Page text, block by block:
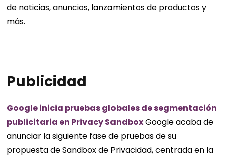
de noticias, anuncios, lanzamientos de productos y
más.
Publicidad
Google inicia pruebas globales de segmentación
publicitaria en Privacy SandboxGoogle acaba de
anunciar la siguiente fase de pruebas de su
propuesta de Sandbox de Privacidad, centrada en la